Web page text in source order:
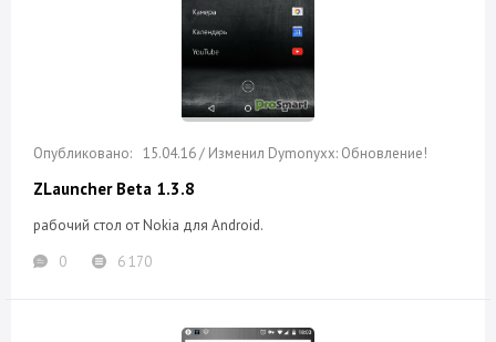
15.04.16 / Изменил Dymonyxx: Обновление!
ZLauncher Beta 1.3.8
рабочий стол от Nokia для Android.
0
6 170